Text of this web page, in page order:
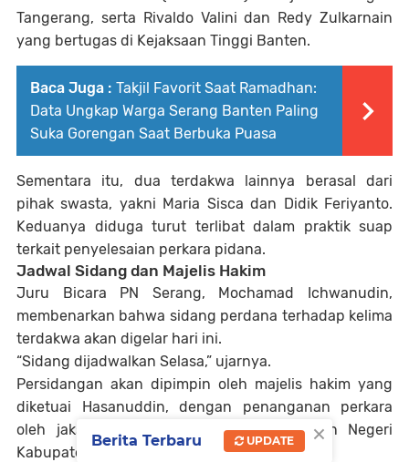
Tangerang, serta Rivaldo Valini dan Redy Zulkarnain
yang bertugas di Kejaksaan Tinggi Banten.
Baca Juga : Takjil Favorit Saat Ramadhan:
Data Ungkap Warga Serang Banten Paling
Suka Gorengan Saat Berbuka Puasa
Sementara itu, dua terdakwa lainnya berasal dari
pihak swasta, yakni Maria Sisca dan Didik Feriyanto.
Keduanya diduga turut terlibat dalam praktik suap
terkait penyelesaian perkara pidana.
Jadwal Sidang dan Majelis Hakim
Juru Bicara PN Serang, Mochamad Ichwanudin,
membenarkan bahwa sidang perdana terhadap kelima
terdakwa akan digelar hari ini.
“Sidang dijadwalkan Selasa,” ujarnya.
Persidangan akan dipimpin oleh majelis hakim yang
diketuai Hasanuddin, dengan penanganan perkara
oleh jaksa penuntut umum dari Kejaksaan Negeri
Kabupaten Tangerang.
×
Berita Terbaru UPDATE